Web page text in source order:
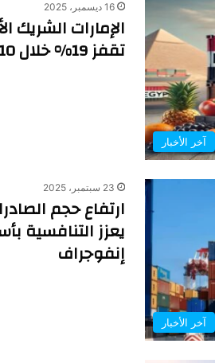
آخر الأخبار
16 ديسمبر، 2025
الإمارات الشريك
تقفز 19% خلال 10 أشهر | إنفوجراف
آخر الأخبار
23 سبتمبر، 2025
ارتفاع حجم
يعزز التنافسية
إنفوجراف